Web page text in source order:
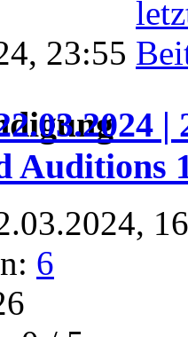
23:55
|
Auditions
6